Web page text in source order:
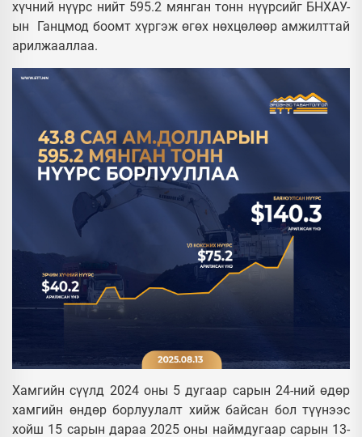
хүчний нүүрс нийт 595.2 мянган тонн нүүрсийг БНХАУ-
ын Ганцмод боомт хүргэж өгөх нөхцөлөөр амжилттай
арилжааллаа.
Хамгийн сүүлд 2024 оны 5 дугаар сарын 24-ний өдөр
хамгийн өндөр борлуулалт хийж байсан бол түүнээс
хойш 15 сарын дараа 2025 оны наймдугаар сарын 13-